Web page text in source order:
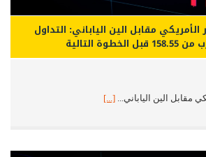
مقابل الين الياباني: التداول
التالية
مقابل الين الياباني... [...]